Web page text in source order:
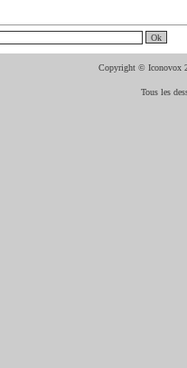
Copyright © Iconovox
Tous les